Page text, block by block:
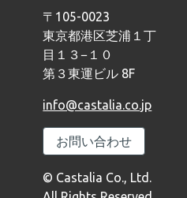
〒105-0023
東京都港区芝浦１丁
目１３−１０
第３東運ビル 8F
info@castalia.co.jp
お問い合わせ
© Castalia Co., Ltd.